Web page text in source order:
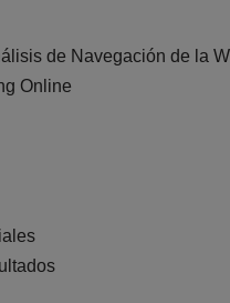
de Navegación de la
Online